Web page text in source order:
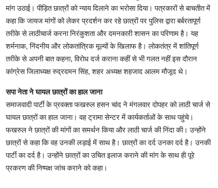
मांग उठाई। पीड़ित छात्रों को न्याय दिलाने का भरोसा दिया। पत्रकारों से बाचतीत में
कहा कि जायज मांगों को लेकर प्रदर्शन कर रहे छात्रों पर पुलिस द्वारा बर्बरतापूर्ण
तरीके से लाठीचार्ज करना निरंकुशता और दमनकारी शासन का परिणाम है। यह
शर्मनाक, निंदनीय और लोकतांत्रिक मूल्यों के खिलाफ है। लोकतंत्र में शांतिपूर्ण
तरीके से अपनी बात कहना, विरोध दर्ज कराना कहीं से भी गलत नहीं इस दौरान
कांग्रेस जिलाध्यक्ष रुद्रदमन सिंह, शहर अध्यक्ष शहजाद आलम मौजूद थे।
सपा नेता ने घायल छात्रों का हाल जाना
समाजवादी पार्टी के प्रवक्ता फखरुल हसन चांद ने मंगलवार दोपहर को लाठी चार्ज से
घायल छात्रों का हाल जाना। वह ट्रामा सेन्टर में कार्यकर्ताओं के साथ पहुंचे।
फखरुल ने छात्रों की मांगों का समर्थन किया और लाठी चार्ज की निंदा की। उन्होंने
छात्रों से कहा कि वह उनकी लड़ाई में साथ है। छात्रों का दर्द उनका दर्द है। उनकी
पार्टी का दर्द है। उन्होंने छात्रों का उचित इलाज कराने की मांग के साथ ही पूरे
प्रकरण की निष्पक्ष जांच कराने को कहा।